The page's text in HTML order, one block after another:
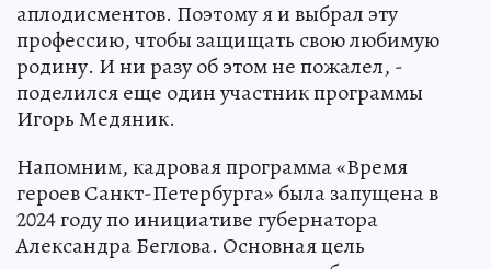
аплодисментов. Поэтому я и выбрал эту
профессию, чтобы защищать свою любимую
родину. И ни разу об этом не пожалел, -
поделился еще один участник программы
Игорь Медяник.
Напомним, кадровая программа «Время
героев Санкт-Петербурга» была запущена в
2024 году по инициативе губернатора
Александра Беглова. Основная цель